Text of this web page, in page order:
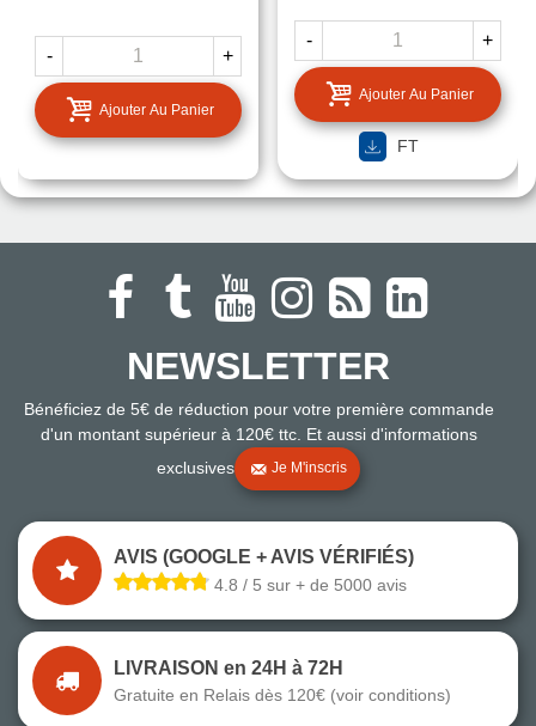
- +
Ajouter Au Panier
- +
Ajouter Au Panier
FT
NEWSLETTER
Bénéficiez de 5€ de réduction pour votre première commande
d'un montant supérieur à 120€ ttc. Et aussi d'informations
exclusives
Je M'inscris
AVIS (GOOGLE + AVIS VÉRIFIÉS)
4.8 / 5 sur + de 5000 avis
LIVRAISON en 24H à 72H
Gratuite en Relais dès 120€ (voir conditions)